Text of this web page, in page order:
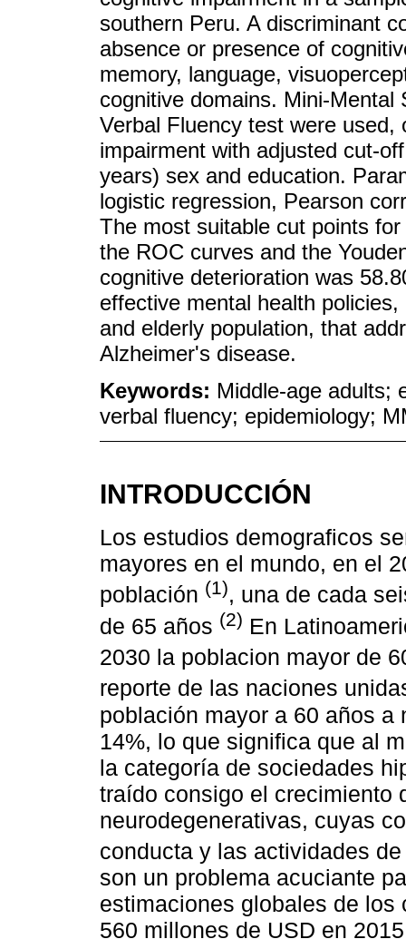
southern Peru. A discriminant
absence or presence of
memory, language,
cognitive domains. Mini-Mental
Verbal Fluency test were
impairment with adjusted cut-
years) sex and education.
logistic regression, Pearson
The most suitable cut points
the ROC curves and the
cognitive deterioration was
effective mental health
and elderly population, that
Alzheimer's disease.
Keywords: Middle-age adults;
verbal fluency; epidemiology;
INTRODUCCIÓN
Los estudios demograficos
mayores en el mundo, en el
población (1), una de cada
de 65 años (2) En
2030 la poblacion mayor de
reporte de las naciones
población mayor a 60 años
14%, lo que significa que al
la categoría de sociedades
traído consigo el crecimiento
neurodegenerativas, cuyas
conducta y las actividades
son un problema acuciante
estimaciones globales de los
560 millones de USD en